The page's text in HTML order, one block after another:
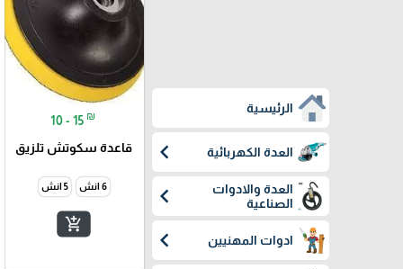
الرئيسية
العدة الكهربائية chevron_left
العدة والادوات
الصناعية
chevron_left
ادوات المهنيين chevron_left
10 - 15 ₪
قاعدة سكوتش تلزيق
6 انش 5 انش
add_shopping_cart